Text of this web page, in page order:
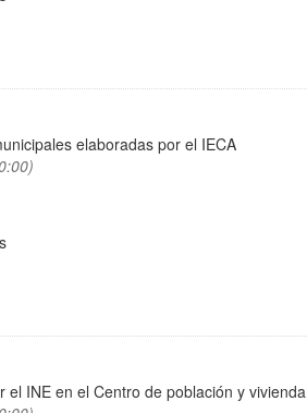
elaboradas por el IECA
INE en el Centro de población y vivienda